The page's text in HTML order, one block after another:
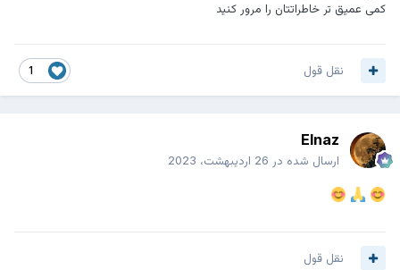
کمی عمیق تر خاطراتتان را مرور کنید
نقل قول
Elnaz
ارسال شده در 26 اردیبهشت، 2023
نقل قول